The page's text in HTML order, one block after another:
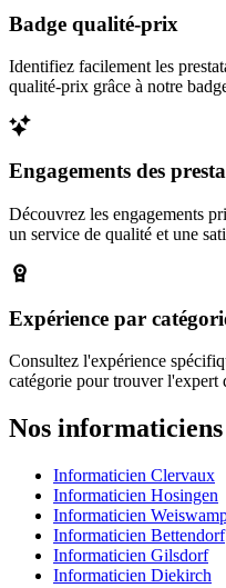
Badge qualité-prix
Identifiez facilement les
qualité-prix grâce à notre
Engagements des
Découvrez les engagements
un service de qualité et une
Expérience par
Consultez l'expérience
catégorie pour trouver l'expert
Nos
Informaticien Clervaux
Informaticien Hosingen
Informaticien
Informaticien Bettendorf
Informaticien Gilsdorf
Informaticien Diekirch